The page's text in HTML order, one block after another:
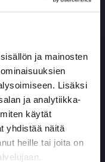
ja mainosten
Lisäksi
ja analytiikka-
käytät
yhdistää näitä
heille tai joita on
ohjaaja 25
I)